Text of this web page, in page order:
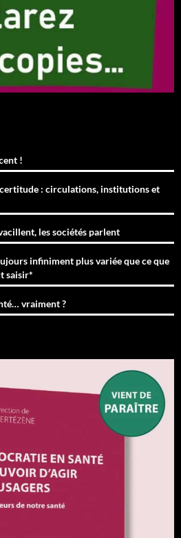
!
: circulations, institutions et
les sociétés parlent
infiniment plus variée que ce que
saisir*
vraiment ?